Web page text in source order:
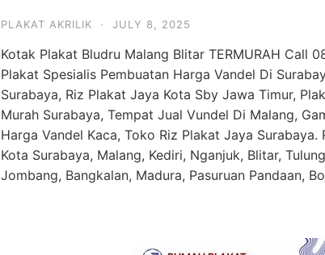
PLAKAT AKRILIK · JULY 8, 2025
Kotak Plakat Bludru Malang Blitar TERMURAH Call
Plakat Spesialis Pembuatan Harga Vandel Di
Surabaya, Riz Plakat Jaya Kota Sby Jawa Timur,
Murah Surabaya, Tempat Jual Vundel Di Malang,
Harga Vandel Kaca, Toko Riz Plakat Jaya Surabaya.
Kota Surabaya, Malang, Kediri, Nganjuk, Blitar,
Jombang, Bangkalan, Madura, Pasuruan Pandaan,